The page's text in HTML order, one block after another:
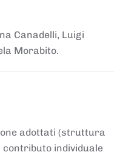
Canadelli, Luigi
Morabito.
adottati (struttura
individuale